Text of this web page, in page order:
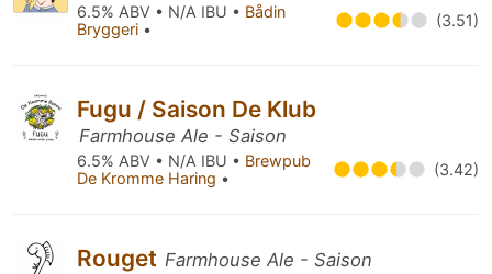
6.5% ABV • N/A IBU • Bådin
Bryggeri • (3.51)
Fugu / Saison De Klub
Farmhouse Ale - Saison
6.5% ABV • N/A IBU • Brewpub
De Kromme Haring • (3.42)
Rouget Farmhouse Ale - Saison